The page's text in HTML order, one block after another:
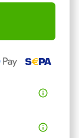
info_outline
info_outline